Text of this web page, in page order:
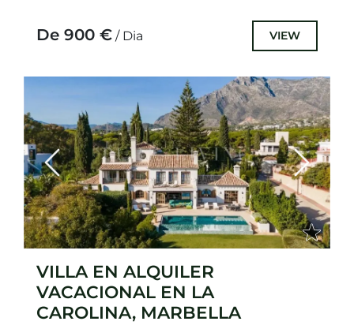
De 900 € / Dia VIEW
Previous Next
VILLA EN ALQUILER
VACACIONAL EN LA
CAROLINA, MARBELLA